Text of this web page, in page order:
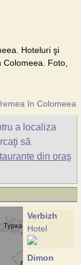
Hoteluri şi
Foto,
în Colomeea
a localiza
să
din oraş
Verbizh
Hotel
Dimon